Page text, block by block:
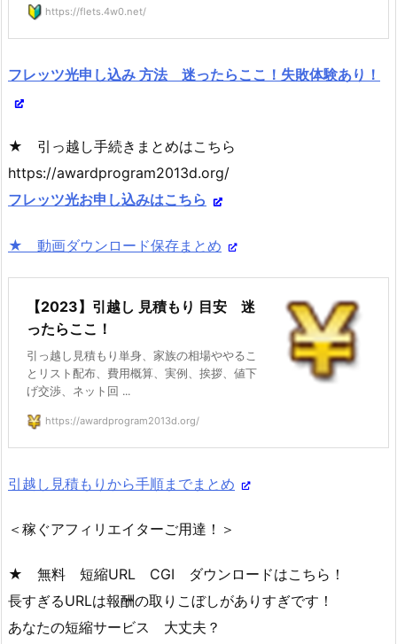
https://flets.4w0.net/
フレッツ光申し込み 方法 迷ったらここ！失敗体験あり！
★ 引っ越し手続きまとめはこちら
https://awardprogram2013d.org/
フレッツ光お申し込みはこちら
★ 動画ダウンロード保存まとめ
【2023】引越し 見積もり 目安 迷
ったらここ！
引っ越し見積もり単身、家族の相場ややるこ
とリスト配布、費用概算、実例、挨拶、値下
げ交渉、ネット回 ...
https://awardprogram2013d.org/
引越し見積もりから手順までまとめ
＜稼ぐアフィリエイターご用達！＞
★ 無料 短縮URL CGI ダウンロードはこちら！
長すぎるURLは報酬の取りこぼしがありすぎです！
あなたの短縮サービス 大丈夫？